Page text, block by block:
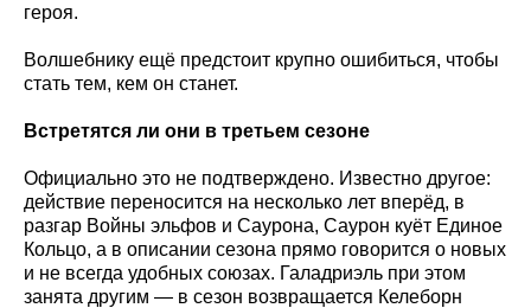
героя.
Волшебнику ещё предстоит крупно ошибиться, чтобы
стать тем, кем он станет.
Встретятся ли они в третьем сезоне
Официально это не подтверждено. Известно другое:
действие переносится на несколько лет вперёд, в
разгар Войны эльфов и Саурона, Саурон куёт Единое
Кольцо, а в описании сезона прямо говорится о новых
и не всегда удобных союзах. Галадриэль при этом
занята другим — в сезон возвращается Келеборн